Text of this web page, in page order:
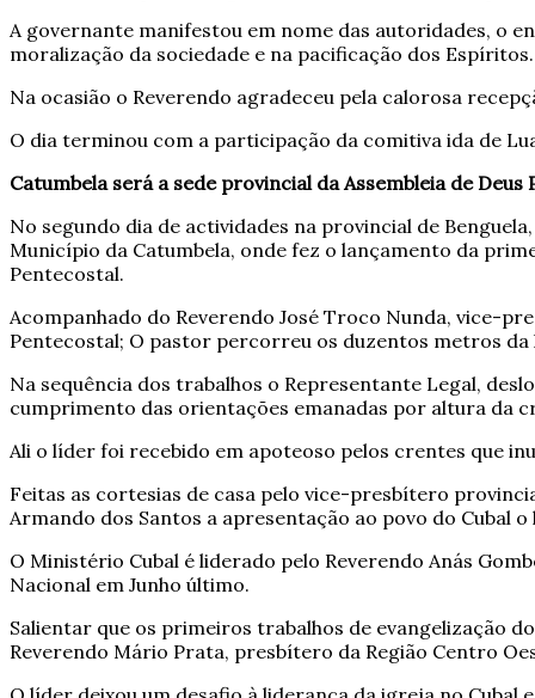
A governante manifestou em nome das autoridades, o
moralização da sociedade e na pacificação dos Espíritos.
Na ocasião o Reverendo agradeceu pela calorosa
O dia terminou com a participação da comitiva ida de
Catumbela será a sede provincial da Assembleia de Deus
No segundo dia de actividades na provincial de
Município da Catumbela, onde fez o lançamento da
Pentecostal.
Acompanhado do Reverendo José Troco Nunda, vice-
Pentecostal; O pastor percorreu os duzentos metros
Na sequência dos trabalhos o Representante Legal,
cumprimento das orientações emanadas por altura da
Ali o líder foi recebido em apoteoso pelos crentes que
Feitas as cortesias de casa pelo vice-presbítero
Armando dos Santos a apresentação ao povo do Cubal
O Ministério Cubal é liderado pelo Reverendo Anás
Nacional em Junho último.
Salientar que os primeiros trabalhos de evangelização
Reverendo Mário Prata, presbítero da Região Centro